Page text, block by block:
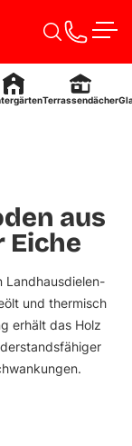
Terrassendächer
aus
Landhausdielen-
und thermisch
erhält das Holz